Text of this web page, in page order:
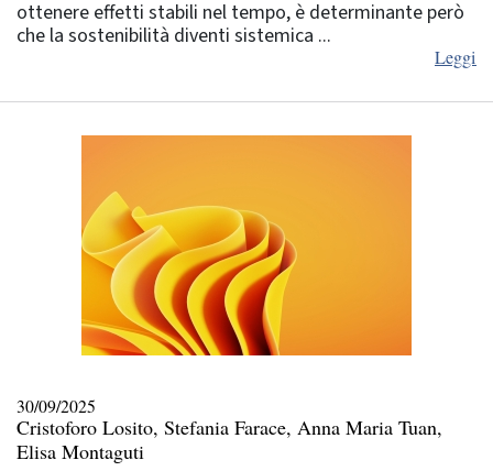
ottenere effetti stabili nel tempo, è determinante però
che la sostenibilità diventi sistemica ...
Leggi
30/09/2025
Cristoforo Losito, Stefania Farace, Anna Maria Tuan,
Elisa Montaguti